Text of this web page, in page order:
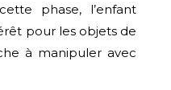
phase, l’enfant
pour les objets de
à manipuler avec